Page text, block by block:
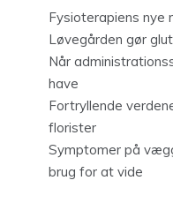
Fysioterapiens nye
Løvegården gør
Når
have
Fortryllende
florister
Symptomer på
brug for at vide